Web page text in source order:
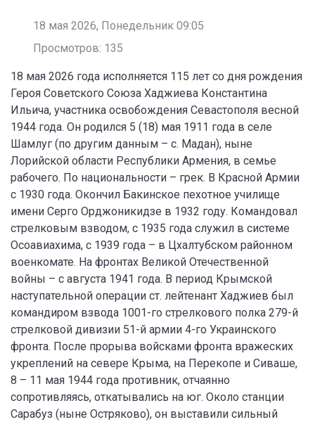
18 мая 2026, Понедельник 09:05
Просмотров: 135
18 мая 2026 года исполняется 115 лет со дня рождения
Героя Советского Союза Хаджиева Константина
Ильича, участника освобождения Севастополя весной
1944 года. Он родился 5 (18) мая 1911 года в селе
Шамлуг (по другим данным – с. Мадан), ныне
Лорийской области Республики Армения, в семье
рабочего. По национальности – грек. В Красной Армии
с 1930 года. Окончил Бакинское пехотное училище
имени Серго Орджоникидзе в 1932 году. Командовал
стрелковым взводом, с 1935 года служил в системе
Осоавиахима, с 1939 года – в Цхалтубском районном
военкомате. На фронтах Великой Отечественной
войны – с августа 1941 года. В период Крымской
наступательной операции ст. лейтенант Хаджиев был
командиром взвода 1001-го стрелкового полка 279-й
стрелковой дивизии 51-й армии 4-го Украинского
фронта. После прорыва войсками фронта вражеских
укреплений на севере Крыма, на Перекопе и Сиваше,
8 – 11 мая 1944 года противник, отчаянно
сопротивляясь, откатывались на юг. Около станции
Сарабуз (ныне Остряково), он выставили сильный